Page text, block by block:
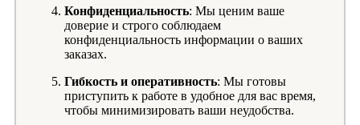
Конфиденциальность: Мы ценим ваше
доверие и строго соблюдаем
конфиденциальность информации о ваших
заказах.
Гибкость и оперативность: Мы готовы
приступить к работе в удобное для вас время,
чтобы минимизировать ваши неудобства.